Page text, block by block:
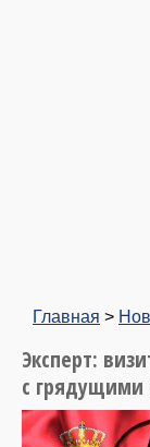
Главная >
Эксперт:
с